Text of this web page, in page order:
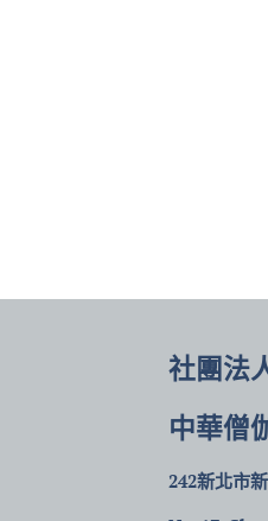
社團法
中華僧
242新北市